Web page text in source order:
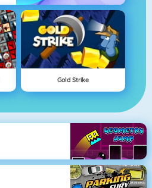
Gold Strike